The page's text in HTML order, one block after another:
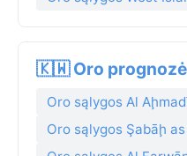
🇰🇼 Oro prognozė
Oro sąlygos Al
Oro sąlygos Şabāḩ